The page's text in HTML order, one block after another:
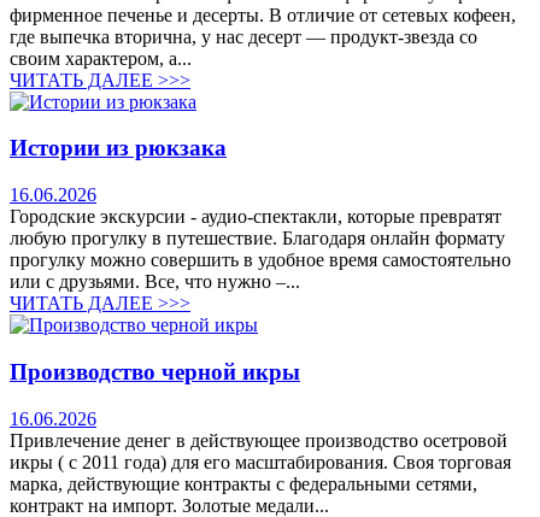
фирменное печенье и десерты. В отличие от сетевых кофеен,
где выпечка вторична, у нас десерт — продукт-звезда со
своим характером, а...
ЧИТАТЬ ДАЛЕЕ >>>
Истории из рюкзака
16.06.2026
Городские экскурсии - аудио-спектакли, которые превратят
любую прогулку в путешествие. Благодаря онлайн формату
прогулку можно совершить в удобное время самостоятельно
или с друзьями. Все, что нужно –...
ЧИТАТЬ ДАЛЕЕ >>>
Производство черной икры
16.06.2026
Привлечение денег в действующее производство осетровой
икры ( с 2011 года) для его масштабирования. Своя торговая
марка, действующие контракты с федеральными сетями,
контракт на импорт. Золотые медали...